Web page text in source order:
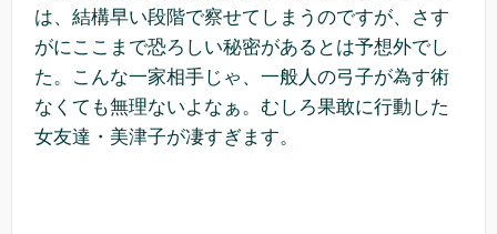
は、結構早い段階で察せてしまうのですが、さす
がにここまで恐ろしい秘密があるとは予想外でし
た。こんな一家相手じゃ、一般人の弓子が為す術
なくても無理ないよなぁ。むしろ果敢に行動した
女友達・美津子が凄すぎます。